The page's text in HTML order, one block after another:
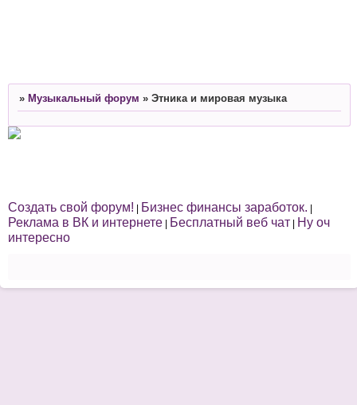
» Музыкальный форум » Этника и мировая музыка
Создать свой форум! | Бизнес финансы заработок. |
Реклама в ВК и интернете | Бесплатный веб чат | Ну оч
интересно